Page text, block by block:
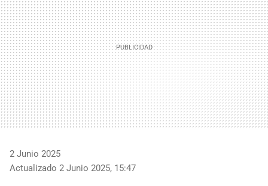
2 Junio 2025
Actualizado 2 Junio 2025, 15:47